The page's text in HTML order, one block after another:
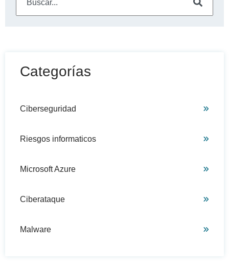
Categorías
Ciberseguridad
Riesgos informaticos
Microsoft Azure
Ciberataque
Malware